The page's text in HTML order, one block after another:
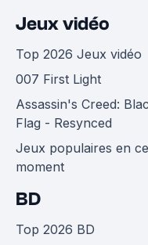
Jeux vidéo
Top 2026 Jeux vidéo
007 First Light
Assassin's Creed:
Flag - Resynced
Jeux populaires en ce
moment
BD
Top 2026 BD